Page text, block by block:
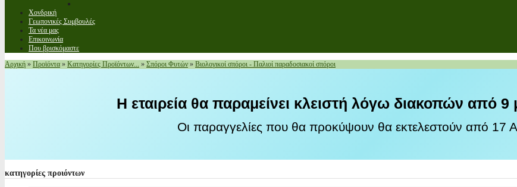
Χονδρική
Γεωπονικές Συμβουλές
Τα νέα μας
Επικοινωνία
Που βρισκόμαστε
Αρχική » Προϊόντα » Κατηγορίες Προϊόντων... » Σπόροι Φυτών » Βιολογικοί σπόροι - Παλιοί παραδοσιακοί σπόροι
Η εταιρεία θα παραμείνει κλειστή λόγω διακοπών από 9
Οι παραγγελίες που θα προκύψουν θα εκτελεστούν από 17
κατηγορίες προιόντων